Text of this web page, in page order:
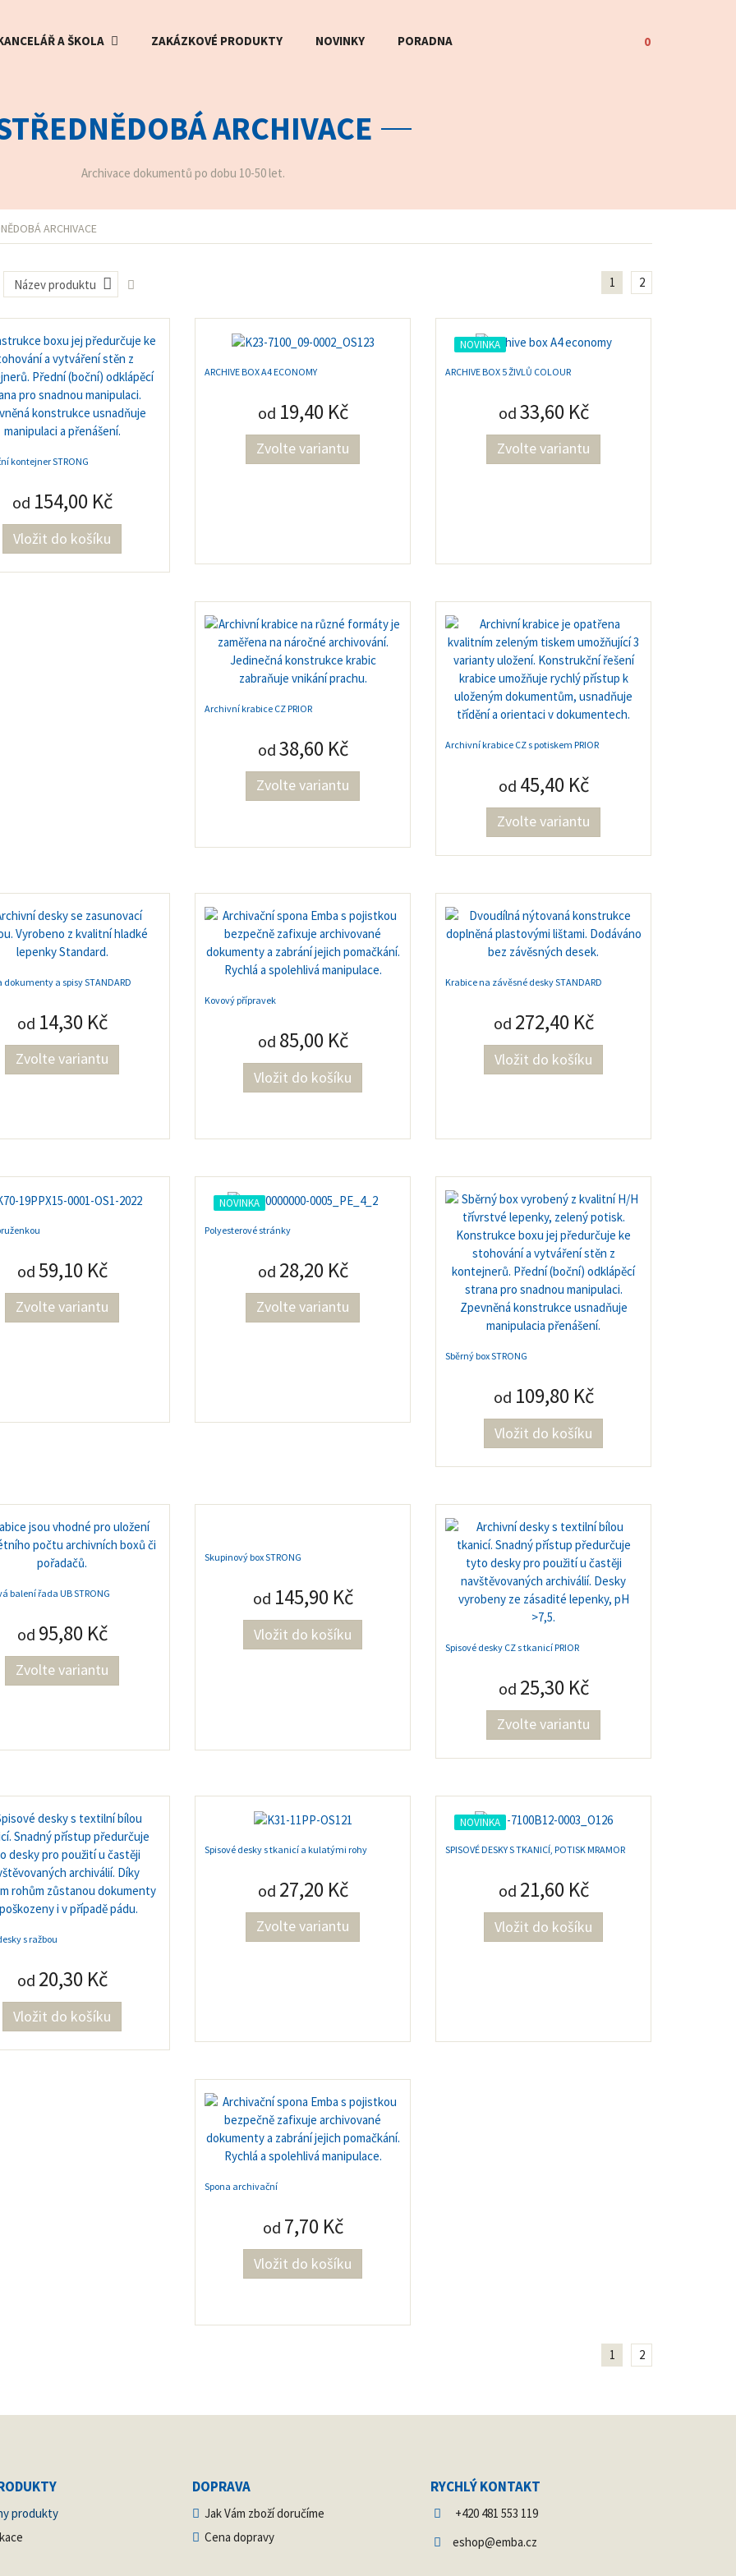
A ŠKOLA ZAKÁZKOVÉ PRODUKTY NOVINKY PORADNA 0
ARCHIVACE
Archivace dokumentů po dobu 10-50 let.
ARCHIVACE
Název produktu 1 2
kontejner STRONG
od 154,00 Kč
ARCHIVE BOX A4 ECONOMY
od 19,40 Kč
Zvolte variantu
NOVINKA
ARCHIVE BOX 5 ŽIVLŮ COLOUR
od 33,60 Kč
Zvolte variantu
Archivní krabice CZ PRIOR
od 38,60 Kč
Zvolte variantu
Archivní krabice CZ s potiskem PRIOR
od 45,40 Kč
Zvolte variantu
dokumenty a spisy STANDARD
od 14,30 Kč
Zvolte variantu
Kovový přípravek
od 85,00 Kč
Krabice na závěsné desky STANDARD
od 272,40 Kč
od 59,10 Kč
Zvolte variantu
NOVINKA
Polyesterové stránky
od 28,20 Kč
Zvolte variantu
Sběrný box STRONG
od 109,80 Kč
balení řada UB STRONG
od 95,80 Kč
Zvolte variantu
Skupinový box STRONG
od 145,90 Kč
Spisové desky CZ s tkanicí PRIOR
od 25,30 Kč
Zvolte variantu
s ražbou
od 20,30 Kč
Spisové desky s tkanicí a kulatými rohy
od 27,20 Kč
Zvolte variantu
NOVINKA
SPISOVÉ DESKY S TKANICÍ, POTISK MRAMOR
od 21,60 Kč
Spona archivační
od 7,70 Kč
1 2
produkty
DOPRAVA
Jak Vám zboží doručíme
Cena dopravy
RYCHLÝ KONTAKT
+420 481 553 119
eshop@emba.cz